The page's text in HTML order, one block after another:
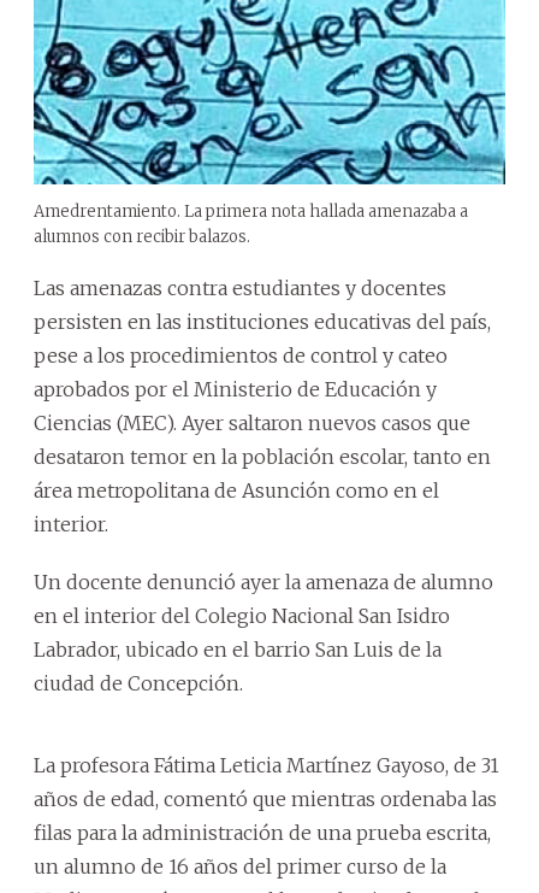
Amedrentamiento. La primera nota hallada amenazaba a
alumnos con recibir balazos.
Las amenazas contra estudiantes y docentes
persisten en las instituciones educativas del país,
pese a los procedimientos de control y cateo
aprobados por el Ministerio de Educación y
Ciencias (MEC). Ayer saltaron nuevos casos que
desataron temor en la población escolar, tanto en
área metropolitana de Asunción como en el
interior.
Un docente denunció ayer la amenaza de alumno
en el interior del Colegio Nacional San Isidro
Labrador, ubicado en el barrio San Luis de la
ciudad de Concepción.
La profesora Fátima Leticia Martínez Gayoso, de 31
años de edad, comentó que mientras ordenaba las
filas para la administración de una prueba escrita,
un alumno de 16 años del primer curso de la